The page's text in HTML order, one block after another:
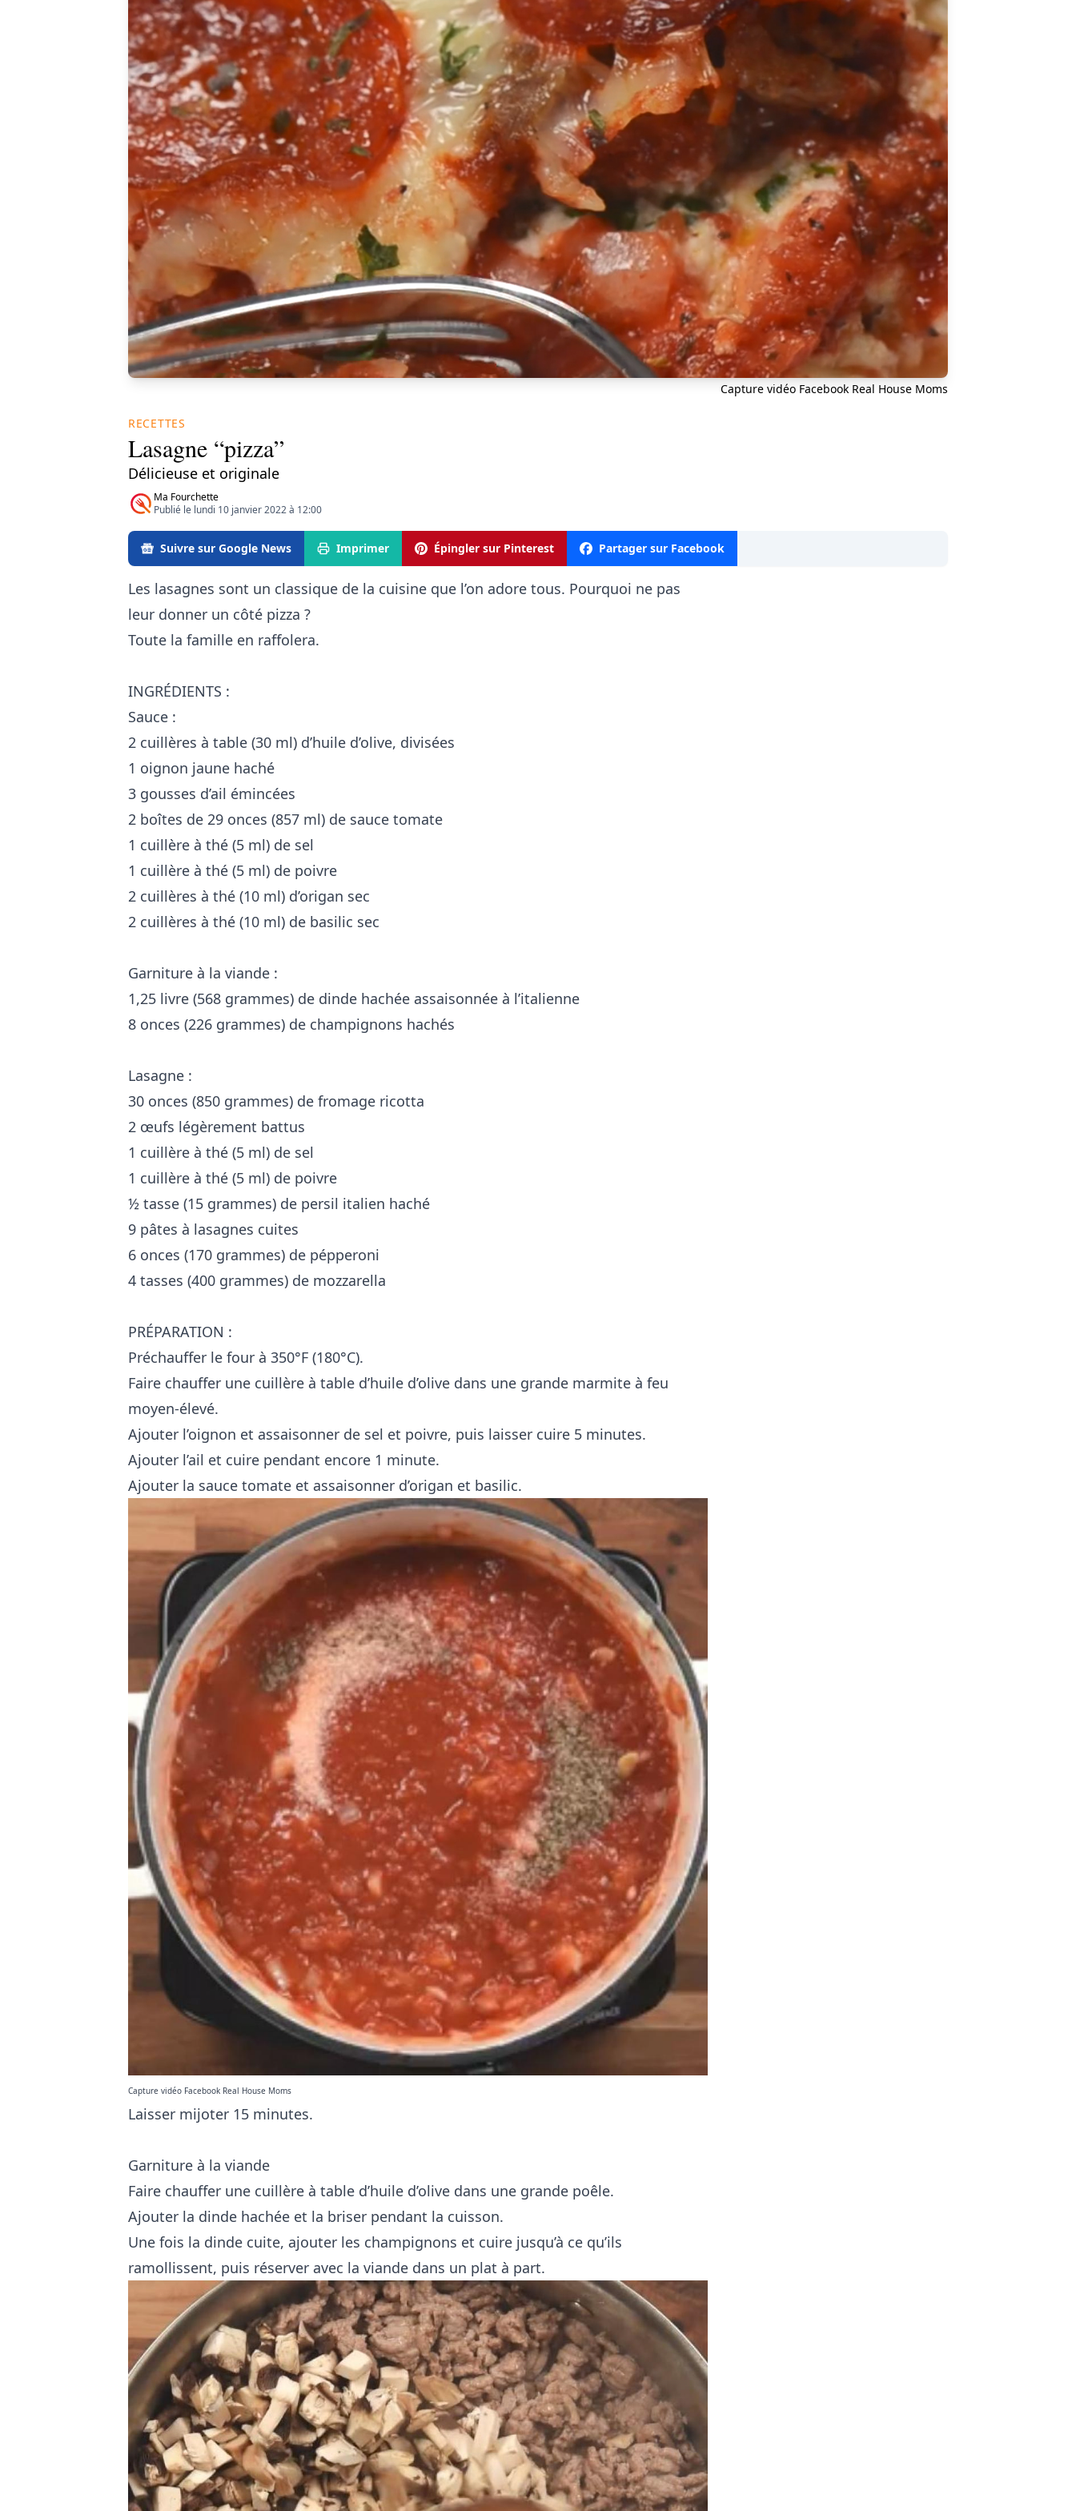
Capture vidéo Facebook Real House Moms
RECETTES
Lasagne “pizza”
Délicieuse et originale
Ma Fourchette
Publié le lundi 10 janvier 2022 à 12:00
Suivre sur Google News Imprimer Épingler sur Pinterest Partager sur Facebook
Les lasagnes sont un classique de la cuisine que l’on adore tous. Pourquoi ne pas
leur donner un côté pizza ?
Toute la famille en raffolera.
INGRÉDIENTS :
Sauce :
2 cuillères à table (30 ml) d’huile d’olive, divisées
1 oignon jaune haché
3 gousses d’ail émincées
2 boîtes de 29 onces (857 ml) de sauce tomate
1 cuillère à thé (5 ml) de sel
1 cuillère à thé (5 ml) de poivre
2 cuillères à thé (10 ml) d’origan sec
2 cuillères à thé (10 ml) de basilic sec
Garniture à la viande :
1,25 livre (568 grammes) de dinde hachée assaisonnée à l’italienne
8 onces (226 grammes) de champignons hachés
Lasagne :
30 onces (850 grammes) de fromage ricotta
2 œufs légèrement battus
1 cuillère à thé (5 ml) de sel
1 cuillère à thé (5 ml) de poivre
½ tasse (15 grammes) de persil italien haché
9 pâtes à lasagnes cuites
6 onces (170 grammes) de pépperoni
4 tasses (400 grammes) de mozzarella
PRÉPARATION :
Préchauffer le four à 350°F (180°C).
Faire chauffer une cuillère à table d’huile d’olive dans une grande marmite à feu
moyen-élevé.
Ajouter l’oignon et assaisonner de sel et poivre, puis laisser cuire 5 minutes.
Ajouter l’ail et cuire pendant encore 1 minute.
Ajouter la sauce tomate et assaisonner d’origan et basilic.
Capture vidéo Facebook Real House Moms
Laisser mijoter 15 minutes.
Garniture à la viande
Faire chauffer une cuillère à table d’huile d’olive dans une grande poêle.
Ajouter la dinde hachée et la briser pendant la cuisson.
Une fois la dinde cuite, ajouter les champignons et cuire jusqu’à ce qu’ils
ramollissent, puis réserver avec la viande dans un plat à part.